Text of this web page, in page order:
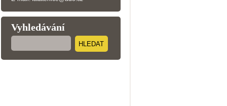
Vyhledávání
HLEDAT